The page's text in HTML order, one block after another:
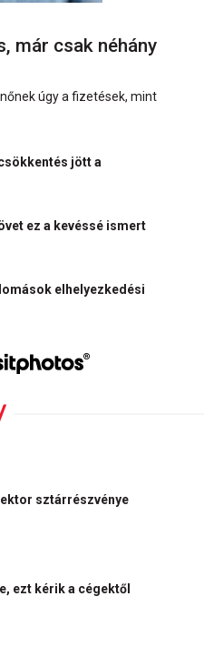
már csak néhány
úgy a fizetések, mint
jött a
ez a kevéssé ismert
elhelyezkedési
sztárrészvénye
ezt kérik a cégektől